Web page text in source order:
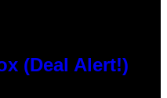
(Deal Alert!)